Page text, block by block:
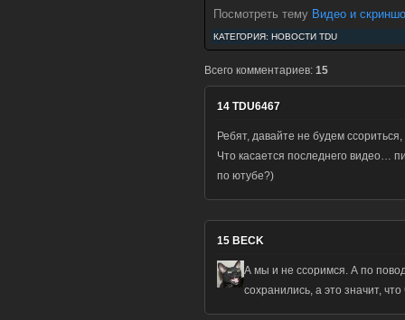
Посмотреть тему Видео и
КАТЕГОРИЯ: НОВОСТИ TDU
Всего комментариев: 15
14 TDU6467
Ребят, давайте не будем
Что касается последнего видео…
по ютубе?)
15 BECK
А мы и не ссоримся. А по
сохранились, а это значит,